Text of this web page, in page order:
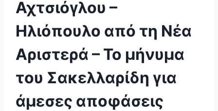
Αχτσιόγλου –
Ηλιόπουλο από τη Νέα
Αριστερά – Το μήνυμα
του Σακελλαρίδη για
άμεσες αποφάσεις